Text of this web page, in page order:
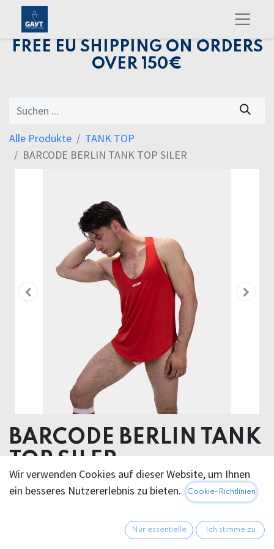
FREE EU SHIPPING ON ORDERS
OVER 150€
Alle Produkte
TANK TOP
BARCODE BERLIN TANK TOP SILER
BARCODE BERLIN TANK
TOP SILER
92% Polyester 8% Elastomero
Wir verwenden Cookies auf dieser Website, um Ihnen
ein besseres Nutzererlebnis zu bieten.
Cookie-Richtlinien
Nur essentielle Ich stimme zu